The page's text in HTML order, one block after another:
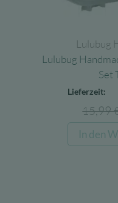
Lulubug
Lulubug
Set
Lieferzeit:
15,99
In den